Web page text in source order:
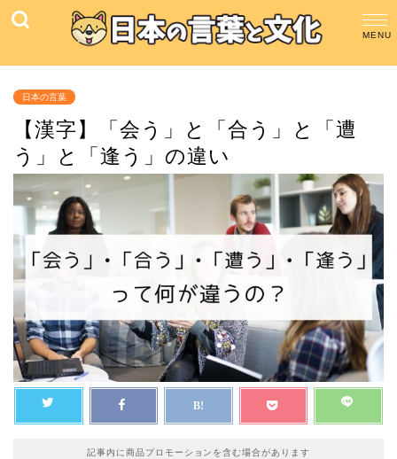
日本の言葉
【漢字】「会う」と「合う」と「遭
う」と「逢う」の違い
記事内に商品プロモーションを含む場合があります